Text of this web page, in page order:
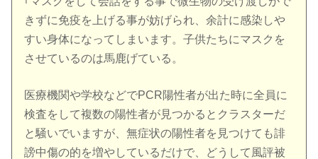
きずに免疫を上げる事が妨げられ、余計に感染しや
すい身体になってしまいます。子供たちにマスクを
させているのは馬鹿げている。
医療機関や学校などでPCR陽性者が出た時に全員に
検査をして複数の陽性者が見つかるとクラスターだ
と騒いでいますが、無症状の陽性者を見つけても誹
謗中傷の的を増やしているだけで、どうして風評被